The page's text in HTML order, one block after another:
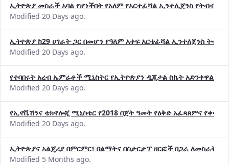
ኢትዮጵያ መስራች አባል የሆነችበት የአለም የአርተፊሻል ኢንተሊጀንስ የትብብር
Modified 20 Days ago.
ኢትዮጵያ ከ29 ሀገራት ጋር በመሆን የዓለም አቀፍ አርቴፊሻል ኢንተለጀንስ
Modified 20 Days ago.
የተባበሩት አረብ ኤምሬቶች ሚኒስትር የኢትዮጵያን ዲጂታል ስኬት አድንቀዋል
Modified 20 Days ago.
የኢኖቬሽንና ቴክኖሎጂ ሚኒስቴር የ2018 በጀት ዓመት የዕቅድ አፈጻጸምና
Modified 20 Days ago.
ኢትዮጵያና አልጄሪያ በምርምር፣ በልማትና በስታርታፕ ዘርፎች በጋራ ለመስራት
Modified 5 Months ago.